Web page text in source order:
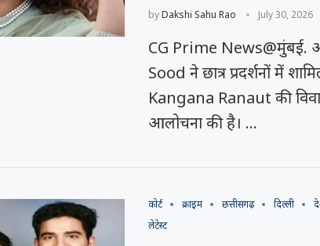
byDakshi Sahu Rao July 30, 2026
CG Prime News@मुंबई.
Sood ने छात्र प्रदर्शनों में
Kangana Ranaut की
आलोचना की है। …
कोर्ट क्राइम छत्तीसगढ़ दिल्ली
लेटेस्ट